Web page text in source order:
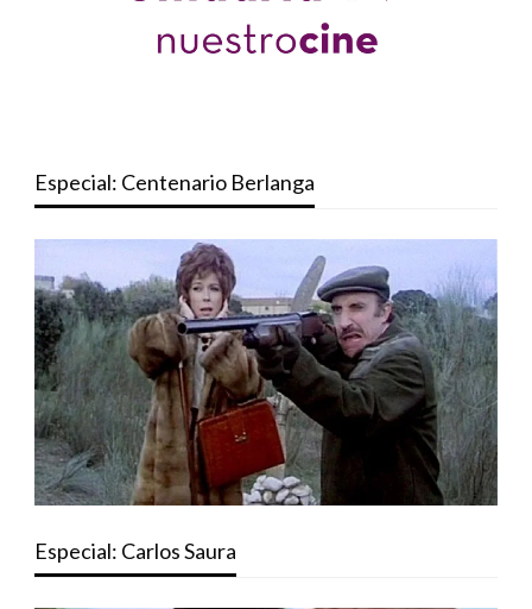
Especial: Centenario Berlanga
Especial: Carlos Saura